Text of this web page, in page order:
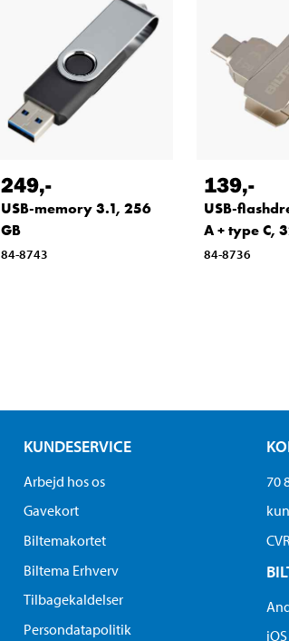
249,-
USB-memory 3.1, 256
GB
84-8743
139,-
USB-
A + type C,
84-8736
KUNDESERVICE
Arbejd hos os
Gavekort
Biltemakortet
Biltema Erhverv
Tilbagekaldelser
Persondatapolitik
70
iOS